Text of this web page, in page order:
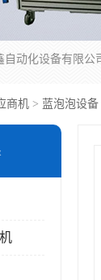
商机 > 蓝泡泡设备